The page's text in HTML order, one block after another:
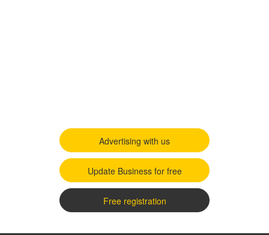
Advertising with us
Update Business for free
Free registration